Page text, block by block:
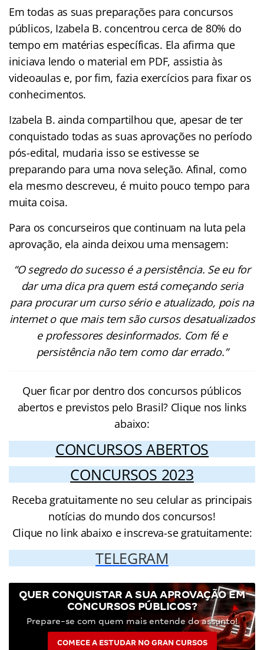
Em todas as suas preparações para concursos
públicos, Izabela B. concentrou cerca de 80% do
tempo em matérias específicas. Ela afirma que
iniciava lendo o material em PDF, assistia às
videoaulas e, por fim, fazia exercícios para fixar os
conhecimentos.
Izabela B. ainda compartilhou que, apesar de ter
conquistado todas as suas aprovações no período
pós-edital, mudaria isso se estivesse se
preparando para uma nova seleção. Afinal, como
ela mesmo descreveu, é muito pouco tempo para
muita coisa.
Para os concurseiros que continuam na luta pela
aprovação, ela ainda deixou uma mensagem:
“O segredo do sucesso é a persistência. Se eu for
dar uma dica pra quem está começando seria
para procurar um curso sério e atualizado, pois na
internet o que mais tem são cursos desatualizados
e professores desinformados. Com fé e
persistência não tem como dar errado.”
Quer ficar por dentro dos concursos públicos
abertos e previstos pelo Brasil? Clique nos links
abaixo:
CONCURSOS ABERTOS
CONCURSOS 2023
Receba gratuitamente no seu celular as principais
notícias do mundo dos concursos!
Clique no link abaixo e inscreva-se gratuitamente:
TELEGRAM
QUER CONQUISTAR A SUA APROVAÇÃO EM
CONCURSOS PÚBLICOS?
Prepare-se com quem mais entende do assunto!
COMECE A ESTUDAR NO GRAN CURSOS